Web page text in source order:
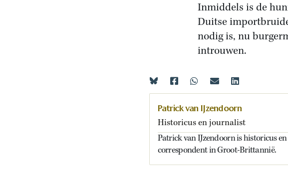
Inmiddels is de
Duitse
nodig is, nu
introuwen.
Patrick van IJzendoorn
Historicus en journalist
Patrick van IJzendoorn is historicus
correspondent in Groot-Brittannië.